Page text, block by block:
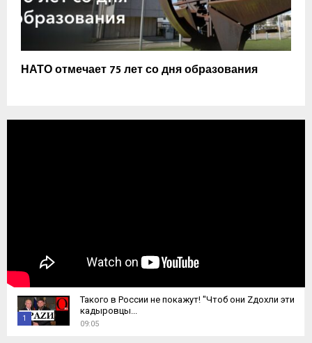
НАТО отмечает 75 лет со дня образования
1
Такого в России не покажут! "Чтоб они Zдохли эти
кадыровцы...
09:05